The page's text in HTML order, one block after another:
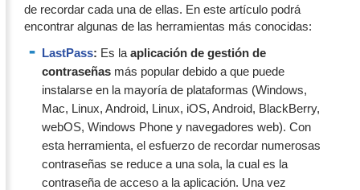
de recordar cada una de ellas. En este artículo podrá
encontrar algunas de las herramientas más conocidas:
LastPass: Es la aplicación de gestión de
contraseñas más popular debido a que puede
instalarse en la mayoría de plataformas (Windows,
Mac, Linux, Android, Linux, iOS, Android, BlackBerry,
webOS, Windows Phone y navegadores web). Con
esta herramienta, el esfuerzo de recordar numerosas
contraseñas se reduce a una sola, la cual es la
contraseña de acceso a la aplicación. Una vez